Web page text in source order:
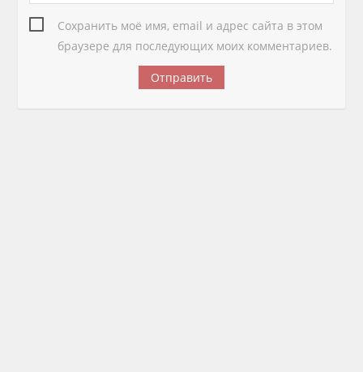
Сохранить моё имя, email и адрес сайта в этом
браузере для последующих моих комментариев.